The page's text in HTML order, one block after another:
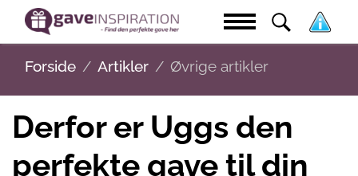
Forside Artikler Øvrige artikler
Derfor er Uggs den
perfekte gave til din